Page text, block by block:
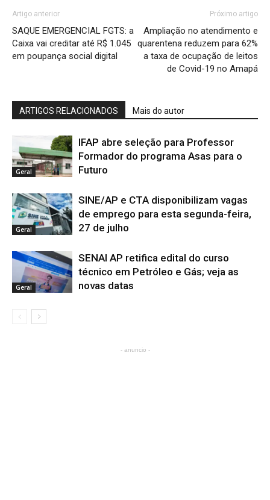
Artigo anterior
SAQUE EMERGENCIAL FGTS: a
Caixa vai creditar até R$ 1.045
em poupança social digital
Próximo artigo
Ampliação no atendimento e
quarentena reduzem para 62%
a taxa de ocupação de leitos
de Covid-19 no Amapá
ARTIGOS RELACIONADOS Mais do autor
Geral
IFAP abre seleção para Professor
Formador do programa Asas para o
Futuro
Geral
SINE/AP e CTA disponibilizam vagas
de emprego para esta segunda-feira,
27 de julho
Geral
SENAI AP retifica edital do curso
técnico em Petróleo e Gás; veja as
novas datas
- anuncio -